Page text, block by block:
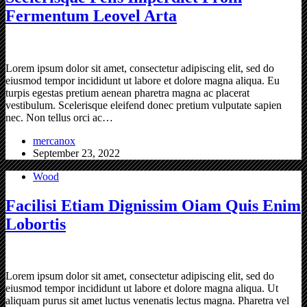
Fermentum Leovel Arta
Lorem ipsum dolor sit amet, consectetur adipiscing elit, sed do
eiusmod tempor incididunt ut labore et dolore magna aliqua. Eu
turpis egestas pretium aenean pharetra magna ac placerat
vestibulum. Scelerisque eleifend donec pretium vulputate sapien
nec. Non tellus orci ac…
mercanox
September 23, 2022
Wood
Facilisi Etiam Dignissim Oiam Quis Enim
Lobortis
Lorem ipsum dolor sit amet, consectetur adipiscing elit, sed do
eiusmod tempor incididunt ut labore et dolore magna aliqua. Ut
aliquam purus sit amet luctus venenatis lectus magna. Pharetra vel